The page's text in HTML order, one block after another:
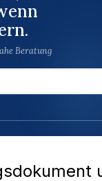
Beratung